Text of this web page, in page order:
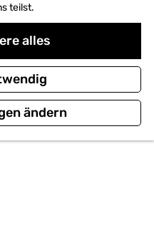
teilst.
alles
ändern